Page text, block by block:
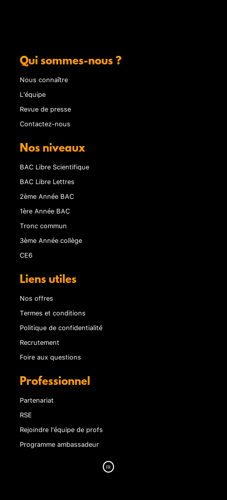
Qui sommes-nous ?
Nous connaître
L'équipe
Revue de presse
Contactez-nous
Nos niveaux
BAC Libre Scientifique
BAC Libre Lettres
2ème Année BAC
1ère Année BAC
Tronc commun
3ème Année collège
CE6
Liens utiles
Nos offres
Termes et conditions
Politique de confidentialité
Recrutement
Foire aux questions
Professionnel
Partenariat
RSE
Rejoindre l'équipe de profs
Programme ambassadeur